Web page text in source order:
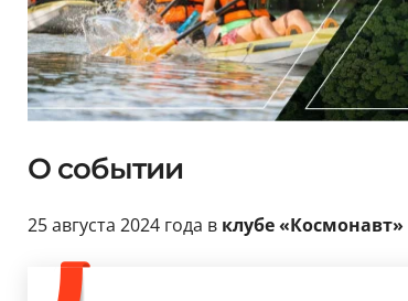
О событии
25 августа 2024 года в клубе «Космонавт»